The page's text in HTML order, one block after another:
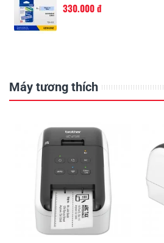
330.000 đ
Máy tương thích